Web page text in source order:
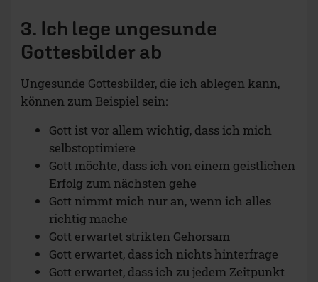
3. Ich lege ungesunde
Gottesbilder ab
Ungesunde Gottesbilder, die ich ablegen kann,
können zum Beispiel sein:
Gott ist vor allem wichtig, dass ich mich
selbstoptimiere
Gott möchte, dass ich von einem geistlichen
Erfolg zum nächsten gehe
Gott nimmt mich nur an, wenn ich alles
richtig mache
Gott erwartet strikten Gehorsam
Gott erwartet, dass ich nichts hinterfrage
Gott erwartet, dass ich zu jedem Zeitpunkt